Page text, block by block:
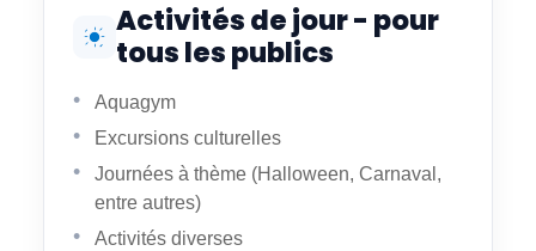
Activités de jour - pour
tous les publics
Aquagym
Excursions culturelles
Journées à thème (Halloween, Carnaval,
entre autres)
Activités diverses